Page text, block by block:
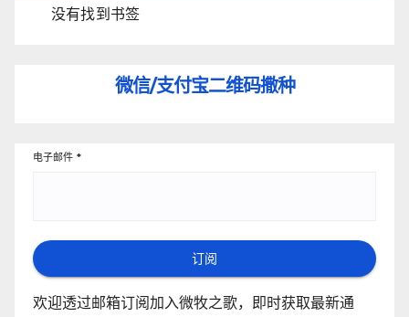
没有找到书签
微信/支付宝二维码撒种
电子邮件 *
订阅
欢迎透过邮箱订阅加入微牧之歌，即时获取最新通